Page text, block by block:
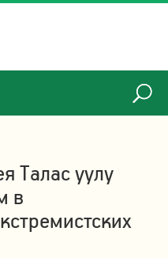
Талас уулу
в